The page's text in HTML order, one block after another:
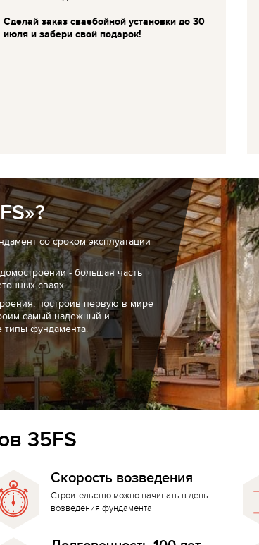
Сделай заказ сваебойной установки до 30
июля и забери свой подарок!
со сроком эксплуатации
- большая часть
сваях.
построив первую в мире
самый надежный и
типы фундамента.
35FS
Скорость возведения
Строительство можно начинать в день
возведения фундамента